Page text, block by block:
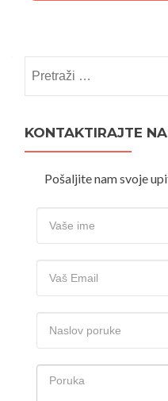
KONTAKTIRAJTE
Pošaljite nam svoje